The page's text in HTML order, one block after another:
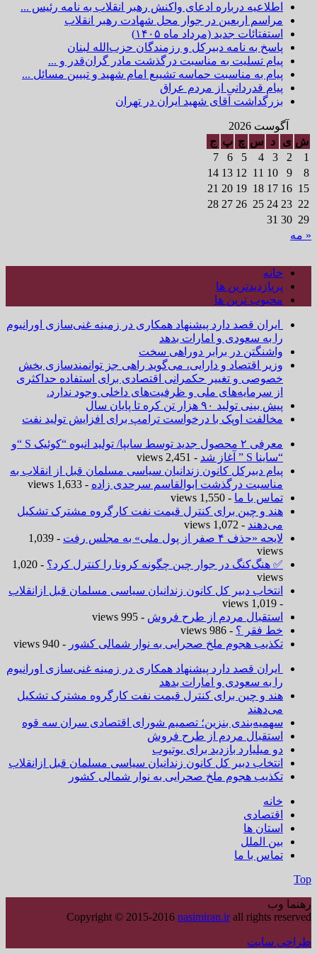
اطلاعیه درباره ادعای واکنش رهبر انقلاب به نامه رئیس ...
مراسم اربعین در جوار محل شهادت رهبر انقلاب
استفتائات جدید (مرداد ماه ۱۴۰۵)
پاسخ به نامه دبیرکل و رزمندگان حزب‌الله لبنان
پیام تسلیت به مناسبت درگذشت مادر گران‌قدر و ...
پیام به مناسبت حماسه تشییع امام شهید و تبیین مسائل ...
پیام قدردانی از مردم عراق
بزرگداشت آقای شهید ایران در تهران
آگوست 2026
ش ی د س چ پ ج
1
2
3
4
5
6
7
8
9
10
11
12
13
14
15
16
17
18
19
20
21
22
23
24
25
26
27
28
29
30
31
« مه
خانه
پربازدیدترین ها
محبوب ترین ها
ایران قصد دارد پیشنهاد همکاری در زمینه غنی‌سازی اورانیوم
را به سعودی و امارات بدهد
واشنگتن در برابر دوراهی سخت
وزیر اقتصاد و دارایی، می‌گوید راهی جز توانمندسازی بخش
خصوصی و تغییر حکمرانی اقتصادی برای استفاده حداکثری
از سرمایه‌های ملی و ظرفیت‌های داخلی وجود ندارد.
پیش بینی تولید ۹۰ هزار تن کره تا پایان سال
مخالفت اوپک با درخواست ترامپ برای افزایش تولید نفت
معرفی ۲ محصول جدید توسط سایپا/ تولید انبوه “کوئیک S “و
“ساینا S ” آغاز شد
- 2,451 views
پیام دبیرکل کانون زندانیان سیاسی مسلمان قبل از انقلاب به
مناسبت درگذشت ابوالقاسم سرحدی زاده - 1,633 views
تماس با ما - 1,550 views
هند و چین برای کنترل قیمت نفت کارگروه مشترک تشکیل
می‌دهند - 1,072 views
لایحه «حذف ۴ صفر از پول ملی» به مجلس رفت
- 1,039
views
✅ هنگ‌کنگ در جوار چین چگونه کرونا را کنترل کرد؟
- 1,020
views
انتخاب دبیر کل کانون زندانیان سیاسی مسلمان قبل ازانقلاب
- 1,019 views
استقبال مردم از طرح فروش - 995 views
خط فقر ؟ - 986 views
تکذیب هجوم ملخ صحرایی به نوار شمالی کشور - 940 views
ایران قصد دارد پیشنهاد همکاری در زمینه غنی‌سازی اورانیوم
را به سعودی و امارات بدهد
هند و چین برای کنترل قیمت نفت کارگروه مشترک تشکیل
می‌دهند
سهمیه‌بندی بنزین؛ تصمیم شورای اقتصادی سران سه قوه
استقبال مردم از طرح فروش
دو میلیارد بازدید برای یوتیوب
انتخاب دبیر کل کانون زندانیان سیاسی مسلمان قبل ازانقلاب
تکذیب هجوم ملخ صحرایی به نوار شمالی کشور
خانه
اقتصادی
استان ها
بین الملل
تماس با ما
Top
رهنما وب
Copyright © 2015-2016 nasimiran.irall rights reserved
طراحی سایت